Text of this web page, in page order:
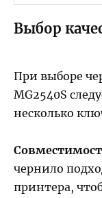
Выбор
При выборе
MG2540S
несколько
чернило
принтера,